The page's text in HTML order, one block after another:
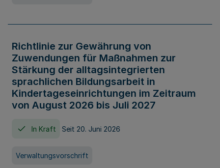
Richtlinie zur Gewährung von
Zuwendungen für Maßnahmen zur
Stärkung der alltagsintegrierten
sprachlichen Bildungsarbeit in
Kindertageseinrichtungen im Zeitraum
von August 2026 bis Juli 2027
In Kraft Seit 20. Juni 2026
Verwaltungsvorschrift